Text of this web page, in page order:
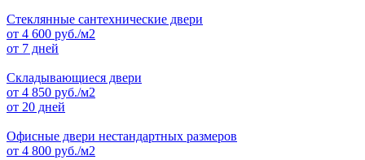
Стеклянные сантехнические двери
от 4 600 руб./м2
от 7 дней
Складывающиеся двери
от 4 850 руб./м2
от 20 дней
Офисные двери нестандартных размеров
от 4 800 руб./м2